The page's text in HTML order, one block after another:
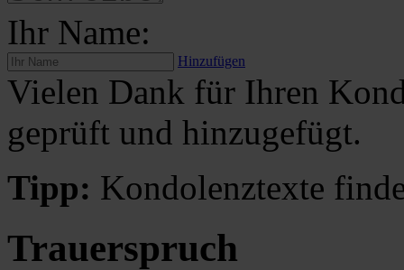
Ihr Name:
Hinzufügen
Vielen Dank für Ihren
geprüft und hinzugefügt.
Tipp: Kondolenztexte
Trauerspruch